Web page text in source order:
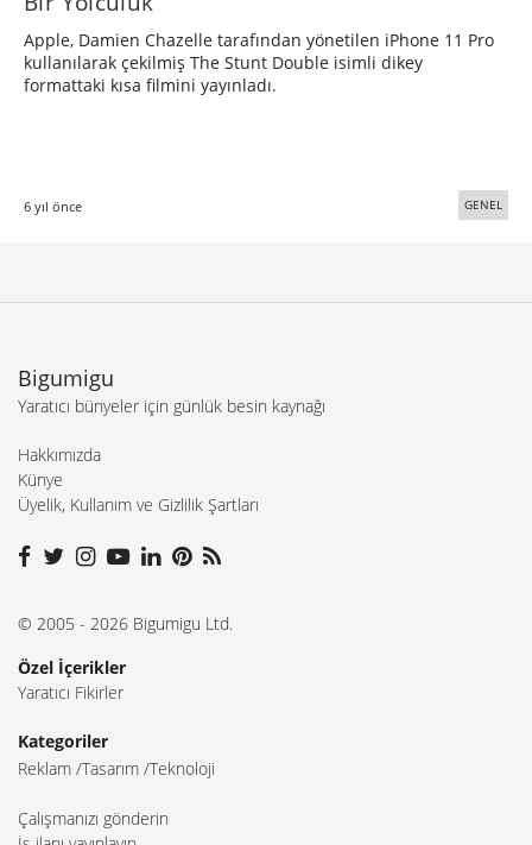
Apple, Damien Chazelle tarafından yönetilen iPhone 11 Pro
kullanılarak çekilmiş The Stunt Double isimli dikey
formattaki kısa filmini yayınladı.
6 yıl önce GENEL
Bigumigu
Yaratıcı bünyeler için günlük besin kaynağı
Hakkımızda
Künye
Üyelik, Kullanım ve Gizlilik Şartları
© 2005 - 2026 Bigumigu Ltd.
Özel İçerikler
Yaratıcı Fikirler
Kategoriler
Reklam Tasarım Teknoloji
Çalışmanızı gönderin